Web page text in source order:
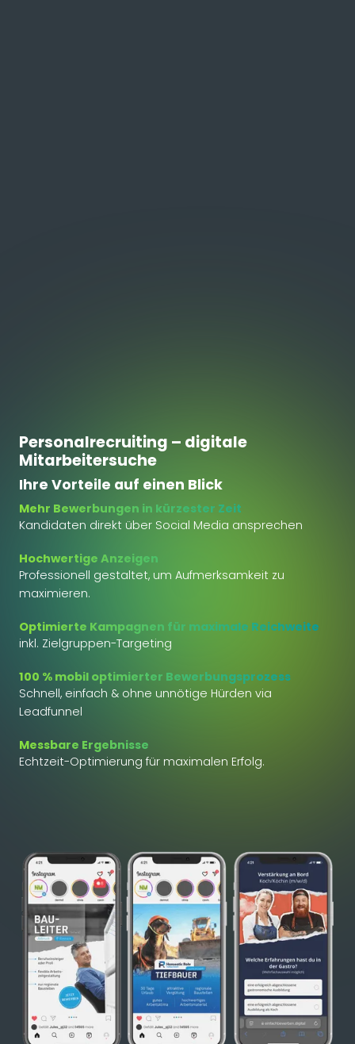
Personalrecruiting – digitale
Mitarbeitersuche
Ihre Vorteile auf einen Blick
Mehr Bewerbungen in kürzester Zeit
Kandidaten direkt über Social Media ansprechen
Hochwertige Anzeigen
Professionell gestaltet, um Aufmerksamkeit zu
maximieren.
Optimierte Kampagnen für maximale Reichweite
inkl. Zielgruppen-Targeting
100 % mobil optimierter Bewerbungsprozess
Schnell, einfach & ohne unnötige Hürden via
Leadfunnel
Messbare Ergebnisse
Echtzeit-Optimierung für maximalen Erfolg.